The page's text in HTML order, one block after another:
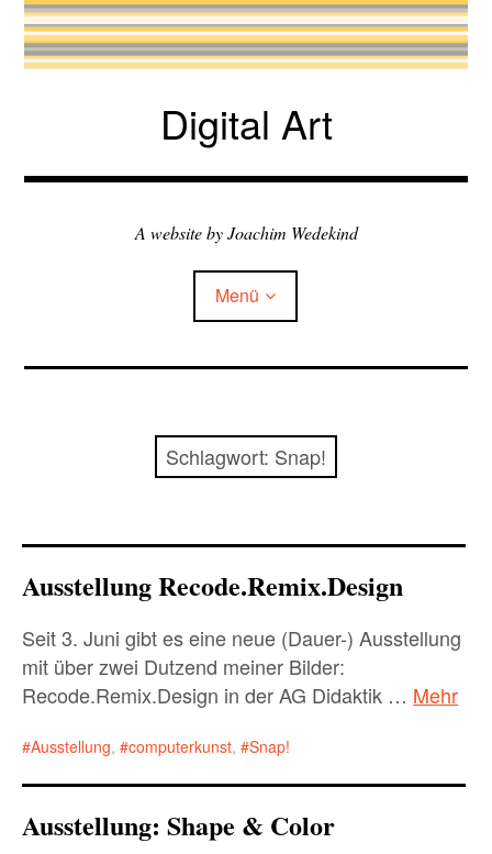
Zum
Inhalt
springen
Digital Art
A website by Joachim Wedekind
Menü
Child-
Child-
Menü
about me
my websites
imprint/privacy
Schlagwort: Snap!
Ausstellung Recode.Remix.Design
Seit 3. Juni gibt es eine neue (Dauer-) Ausstellung
mit über zwei Dutzend meiner Bilder:
Recode.Remix.Design in der AG Didaktik … Mehr
Ausstellung, computerkunst, Snap!
Ausstellung: Shape & Color